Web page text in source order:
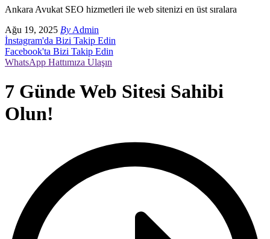
Ankara Avukat SEO hizmetleri ile web sitenizi en üst sıralara
Ağu 19, 2025 By Admin
İnstagram'da Bizi Takip Edin
Facebook'ta Bizi Takip Edin
WhatsApp Hattımıza Ulaşın
7 Günde Web Sitesi Sahibi
Olun!